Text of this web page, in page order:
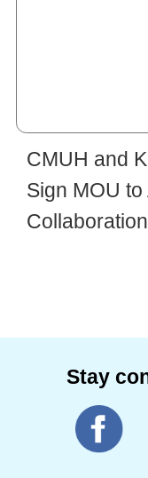
CMUH and
Sign MOU
Collaboration
Stay